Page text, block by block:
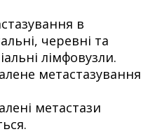
в
черевні та
лімфовузли.
метастазування
метастази